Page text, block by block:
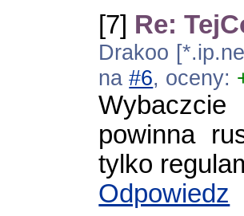
[7] Re:
Drakoo
na#6, oceny:
powinna
tylko
Odpowiedz